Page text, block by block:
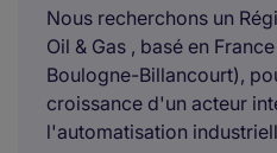
Nous recherchons un
Oil & Gas , basé en
Boulogne-Billancourt),
croissance d'un acteur
l'automatisation